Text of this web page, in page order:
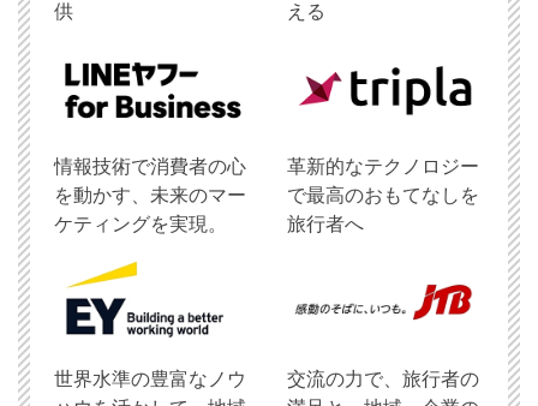
供
える
情報技術で消費者の心
を動かす、未来のマー
ケティングを実現。
革新的なテクノロジー
で最高のおもてなしを
旅行者へ
世界水準の豊富なノウ
交流の力で、旅行者の